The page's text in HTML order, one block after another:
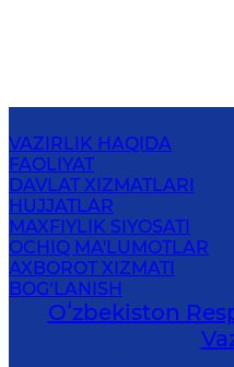
VAZIRLIK HAQIDA
FAOLIYAT
DAVLAT XIZMATLARI
HUJJATLAR
MAXFIYLIK SIYOSATI
OCHIQ MA'LUMOTLAR
AXBOROT XIZMATI
BOG‘LANISH
Oʻzbekiston